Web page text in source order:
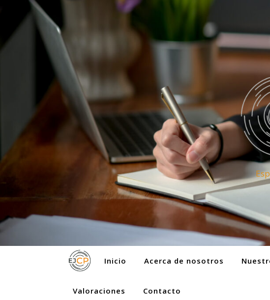
Inicio Acerca de nosotros
Valoraciones Contacto